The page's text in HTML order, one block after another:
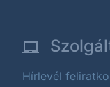
Hírlevél